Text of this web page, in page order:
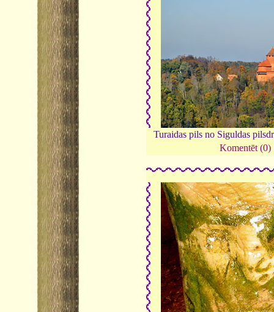
Turaidas pils no Siguldas
Komentēt (0)